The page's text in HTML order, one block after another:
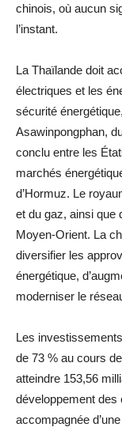
chinois, où aucun
l’instant.
La Thaïlande doit
électriques et les
sécurité
Asawinpongphan,
conclu entre les
marchés
d’Hormuz. Le
et du gaz, ainsi que
Moyen-Orient. La
diversifier les
énergétique,
moderniser le
Les
de 73 % au cours
atteindre 153,56
développement des
accompagnée